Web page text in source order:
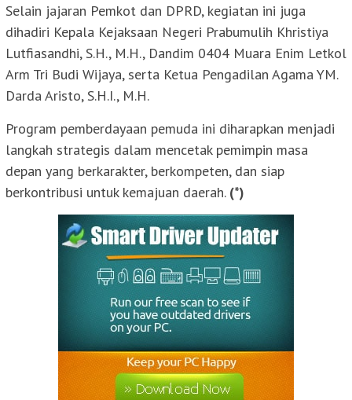
Selain jajaran Pemkot dan DPRD, kegiatan ini juga
dihadiri Kepala Kejaksaan Negeri Prabumulih Khristiya
Lutfiasandhi, S.H., M.H., Dandim 0404 Muara Enim Letkol
Arm Tri Budi Wijaya, serta Ketua Pengadilan Agama YM.
Darda Aristo, S.H.I., M.H.
Program pemberdayaan pemuda ini diharapkan menjadi
langkah strategis dalam mencetak pemimpin masa
depan yang berkarakter, berkompeten, dan siap
berkontribusi untuk kemajuan daerah. (*)